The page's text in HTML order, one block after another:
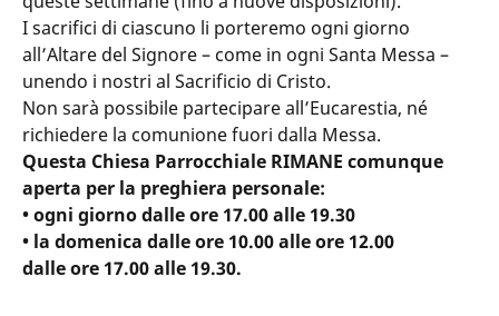
I sacrifici di ciascuno li porteremo ogni giorno
all’Altare del Signore – come in ogni Santa Messa –
unendo i nostri al Sacrificio di Cristo.
Non sarà possibile partecipare all’Eucarestia, né
richiedere la comunione fuori dalla Messa.
Questa Chiesa Parrocchiale RIMANE comunque
aperta per la preghiera personale:
• ogni giorno dalle ore 17.00 alle 19.30
• la domenica dalle ore 10.00 alle ore 12.00
dalle ore 17.00 alle 19.30.